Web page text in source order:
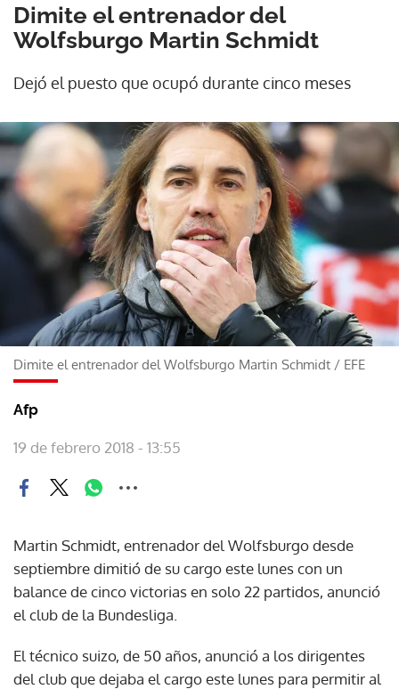
Dimite el entrenador del
Wolfsburgo Martin Schmidt
Dejó el puesto que ocupó durante cinco meses
Dimite el entrenador del Wolfsburgo Martin Schmidt / EFE
Afp
19 de febrero 2018 - 13:55
Martin Schmidt, entrenador del Wolfsburgo desde
septiembre dimitió de su cargo este lunes con un
balance de cinco victorias en solo 22 partidos, anunció
el club de la Bundesliga.
El técnico suizo, de 50 años, anunció a los dirigentes
del club que dejaba el cargo este lunes para permitir al